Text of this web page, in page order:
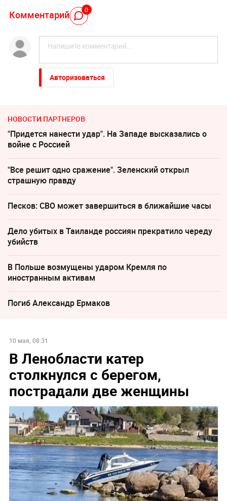
Комментарий 0
Авторизоваться
НОВОСТИ ПАРТНЕРОВ
"Придется нанести удар". На Западе высказались о
войне с Россией
"Все решит одно сражение". Зеленский открыл
страшную правду
Песков: СВО может завершиться в ближайшие часы
Дело убитых в Таиланде россиян прекратило череду
убийств
В Польше возмущены ударом Кремля по
иностранным активам
Погиб Александр Ермаков
10 мая, 08:31
В Ленобласти катер
столкнулся с берегом,
пострадали две женщины